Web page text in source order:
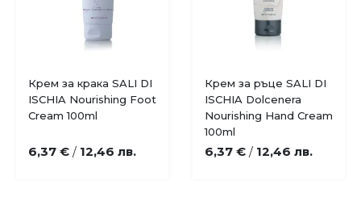
Крем за крака SALI DI
ISCHIA Nourishing Foot
Cream 100ml
6,37 € / 12,46 лв.
Крем за ръце SALI DI
ISCHIA Dolcenera
Nourishing Hand Cream
100ml
6,37 € / 12,46 лв.